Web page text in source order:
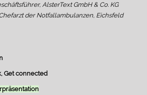
AlsterText GmbH & Co. KG
der Notfallambulanzen, Eichsfeld
Get connected